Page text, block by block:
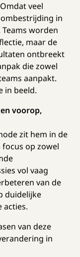
veel
in
worden
maar de
ontbreekt
die zowel
aanpakt.
in beeld.
voorop,
zit hem in de
op zowel
vol vaag
van de
duidelijke
acties.
van deze
in